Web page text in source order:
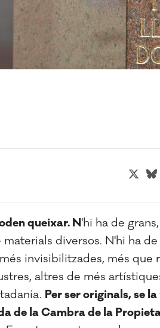
X
queixar. N'hi ha de
diversos. N'hi ha
invisibilitzades, més que
altres de més
Per ser originals, se
de la Cambra de la